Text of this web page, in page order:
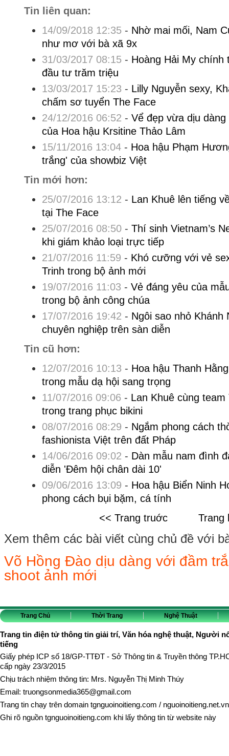
Tin liên quan:
14/09/2018 12:35- Nhờ mai mối, Nam
như mơ với bà xã 9x
31/03/2017 08:15- Hoàng Hải My
đầu tư trăm triệu
13/03/2017 15:23 - Lilly Nguyễn sexy,
chấm sơ tuyển The Face
24/12/2016 06:52 - Vể đẹp vừa dịu
của Hoa hậu Krsitine Thảo Lâm
15/11/2016 13:04- Hoa hậu Phạm
trắng' của showbiz Việt
Tin mới hơn:
25/07/2016 13:12 - Lan Khuê lên tiếng
tại The Face
25/07/2016 08:50- Thí sinh Vietnam’s
khi giám khảo loại trực tiếp
21/07/2016 11:59 - Khó cưỡng với vẻ
Trinh trong bộ ảnh mới
19/07/2016 11:03 - Vẻ đáng yêu của
trong bộ ảnh công chúa
17/07/2016 19:42 - Ngôi sao nhỏ Khánh
chuyên nghiệp trên sàn diễn
Tin cũ hơn:
12/07/2016 10:13 - Hoa hậu Thanh
trong mẫu dạ hội sang trọng
11/07/2016 09:06 - Lan Khuê cùng
trong trang phục bikini
08/07/2016 08:29 - Ngắm phong cách
fashionista Việt trên đất Pháp
14/06/2016 09:02 - Dàn mẫu nam đình
diễn 'Đêm hội chân dài 10'
09/06/2016 13:09 - Hoa hậu Biển Ninh
phong cách bụi bặm, cá tính
<< Trang truớc
Trang
Xem thêm các bài viết cùng chủ đề với
Võ Hồng Đào dịu dàng với đầm
shoot ảnh mới
Trang Chủ Thời Trang Nghệ Thuật
Trang tin điện tử thông tin giải trí, Văn hóa nghệ thuật, Người
tiếng
Giấy phép ICP số 18/GP-TTĐT - Sở Thông tin & Truyền thông
cấp ngày 23/3/2015
Chịu trách nhiệm thông tin: Mrs. Nguyễn Thị Minh Thúy
Email: truongsonmedia365@gmail.com
Trang tin chạy trên domain tgnguoinoitieng.com / nguoinoitieng.net.vn
Ghi rõ nguồn tgnguoinoitieng.com khi lấy thông tin từ website này